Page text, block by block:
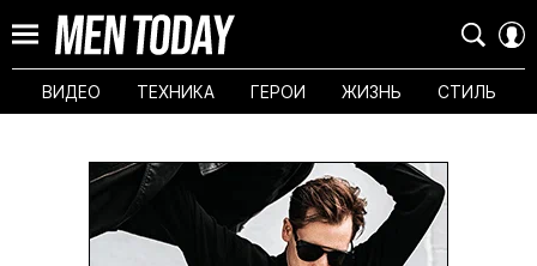
ВИДЕО ТЕХНИКА ГЕРОИ ЖИЗНЬ СТИЛЬ